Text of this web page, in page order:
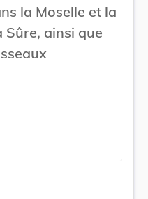
la Moselle et la
ainsi que